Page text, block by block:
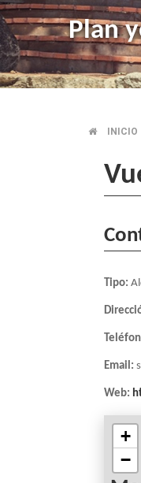
Plan
INICIO
Tipo:
Email:
Web:
+
−